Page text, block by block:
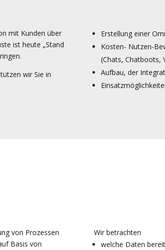
mit Kunden über
ist heute „Stand
wir Sie in
Erstellung einer
Kosten- Nutzen-
(Chats, Chatboots,
Aufbau, der
von Prozessen
Basis von
Wir betrachten
welche Daten